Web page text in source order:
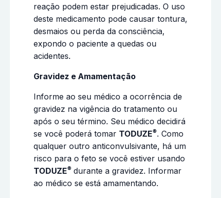
reação podem estar prejudicadas. O uso
deste medicamento pode causar tontura,
desmaios ou perda da consciência,
expondo o paciente a quedas ou
acidentes.
Gravidez e Amamentação
Informe ao seu médico a ocorrência de
gravidez na vigência do tratamento ou
após o seu término. Seu médico decidirá
se você poderá tomar TODUZE®. Como
qualquer outro anticonvulsivante, há um
risco para o feto se você estiver usando
TODUZE® durante a gravidez. Informar
ao médico se está amamentando.